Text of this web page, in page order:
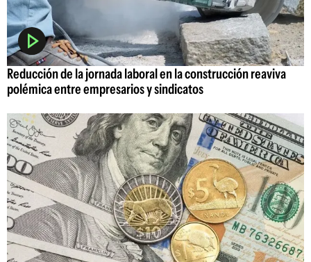
Reducción de la jornada laboral en la construcción reaviva
polémica entre empresarios y sindicatos